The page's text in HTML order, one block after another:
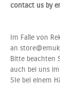
contact us by
Im Falle von
an
Bitte beachten
auch bei uns
SIe bei einem